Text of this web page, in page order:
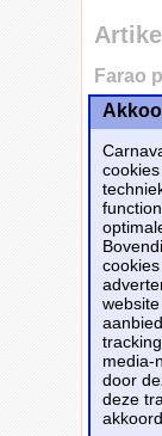
Farao
Koop
Dit
Bekijk
media-
door
deze